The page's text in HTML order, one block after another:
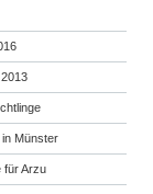
Münster
für Arzu